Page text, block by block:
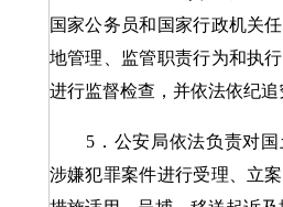
国家公务员和国家行政机关
地管理、监管职责行为和执
进行监督检查，并依法依纪追
5．公安局依法负责对国
涉嫌犯罪案件进行受理、立